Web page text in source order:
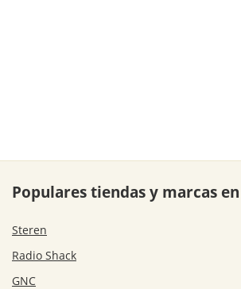
Populares tiendas y marcas
Steren
Radio Shack
GNC